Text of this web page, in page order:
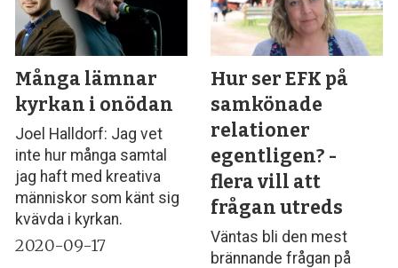
Många lämnar
kyrkan i onödan
Joel Halldorf: Jag vet
inte hur många samtal
jag haft med kreativa
människor som känt sig
kvävda i kyrkan.
2020-09-17
Hur ser EFK på
samkönade
relationer
egentligen? -
flera vill att
frågan utreds
Väntas bli den mest
brännande frågan på